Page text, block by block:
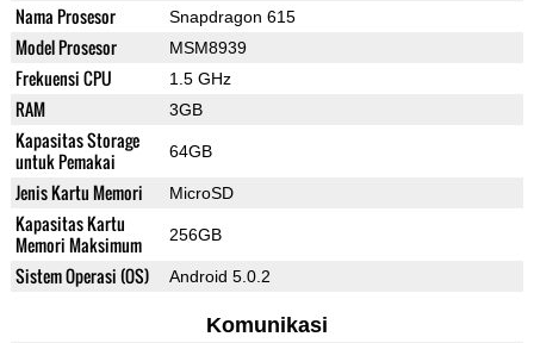
Nama Prosesor Snapdragon 615
Model Prosesor MSM8939
Frekuensi CPU 1.5 GHz
RAM 3GB
Kapasitas Storage
untuk Pemakai
64GB
Jenis Kartu Memori MicroSD
Kapasitas Kartu
Memori Maksimum
256GB
Sistem Operasi (OS) Android 5.0.2
Komunikasi